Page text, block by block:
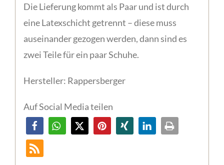
Die Lieferung kommt als Paar und ist durch
eine Latexschicht getrennt – diese muss
auseinander gezogen werden, dann sind es
zwei Teile für ein paar Schuhe.
Hersteller: Rappersberger
Auf Social Media teilen